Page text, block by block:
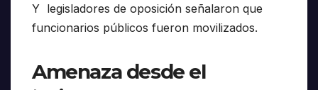
Y legisladores de oposición señalaron que
funcionarios públicos fueron movilizados.
Amenaza desde el